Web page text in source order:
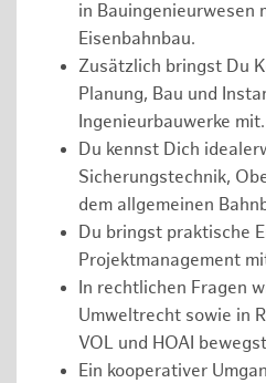
in Bauingenieurwesen
Eisenbahnbau.
Zusätzlich bringst Du
Planung, Bau und
Ingenieurbauwerke mit.
Du kennst Dich
Sicherungstechnik,
dem allgemeinen
Du bringst praktische
Projektmanagement
In rechtlichen Fragen
Umweltrecht sowie in
VOL und HOAI
Ein kooperativer